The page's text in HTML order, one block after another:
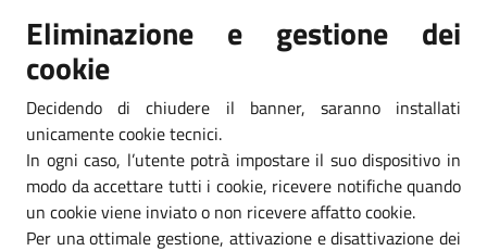
Eliminazione e gestione dei
cookie
Decidendo di chiudere il banner, saranno installati
unicamente cookie tecnici.
In ogni caso, l’utente potrà impostare il suo dispositivo in
modo da accettare tutti i cookie, ricevere notifiche quando
un cookie viene inviato o non ricevere affatto cookie.
Per una ottimale gestione, attivazione e disattivazione dei